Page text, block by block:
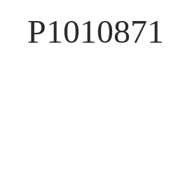
P1010871